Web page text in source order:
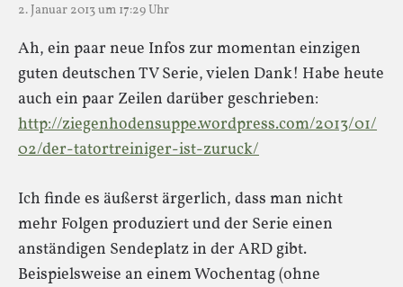
2. Januar 2013 um 17:29 Uhr
Ah, ein paar neue Infos zur momentan einzigen
guten deutschen TV Serie, vielen Dank! Habe heute
auch ein paar Zeilen darüber geschrieben:
http://ziegenhodensuppe.wordpress.com/2013/01/
02/der-tatortreiniger-ist-zuruck/
Ich finde es äußerst ärgerlich, dass man nicht
mehr Folgen produziert und der Serie einen
anständigen Sendeplatz in der ARD gibt.
Beispielsweise an einem Wochentag (ohne